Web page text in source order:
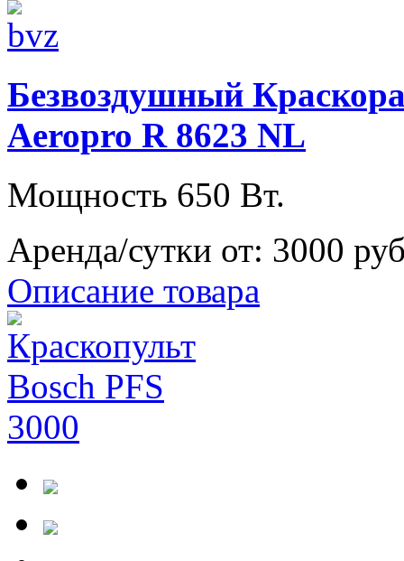
Безвоздушный
Aeropro R 8623 NL
Мощность 650 Вт.
Аренда/сутки от: 3000
Описание товара